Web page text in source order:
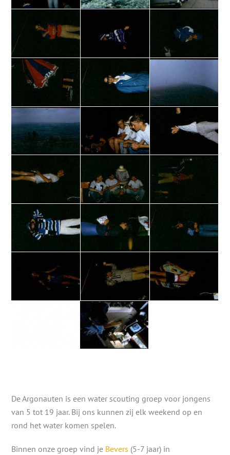
De Argonauten is een water scouting groep voor jongens
van 5 tot 19 jaar. Bij ons kunnen zij elk weekend op en
rond het water komen spelen.
Binnen onze groep vind je Bevers (5-7 jaar) in